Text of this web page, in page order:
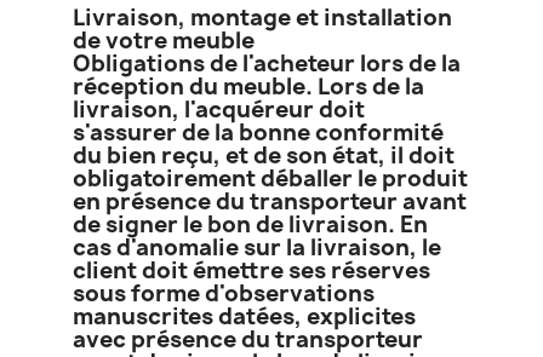
Livraison, montage et installation
de votre meuble
Obligations de l'acheteur lors de la
réception du meuble. Lors de la
livraison, l'acquéreur doit
s'assurer de la bonne conformité
du bien reçu, et de son état, il doit
obligatoirement déballer le produit
en présence du transporteur avant
de signer le bon de livraison. En
cas d'anomalie sur la livraison, le
client doit émettre ses réserves
sous forme d'observations
manuscrites datées, explicites
avec présence du transporteur